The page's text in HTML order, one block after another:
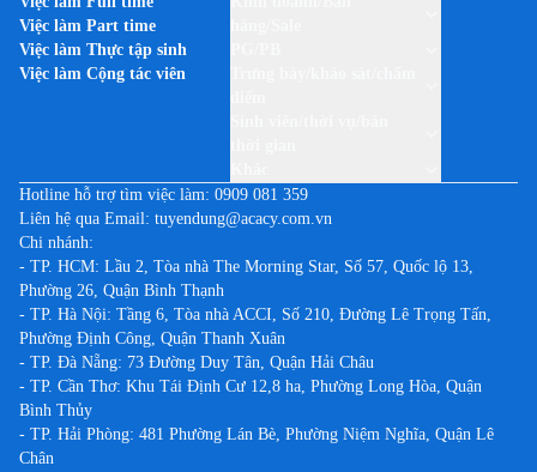
Việc làm Part time
Việc làm Thực tập sinh
Việc làm Cộng tác viên
Hotline hỗ trợ tìm việc làm: 0909 081 359
Liên hệ qua Email: tuyendung@acacy.com.vn
Chi nhánh:
- TP. HCM: Lầu 2, Tòa nhà The Morning Star, Số 57, Quốc lộ 13,
Phường 26, Quận Bình Thạnh
- TP. Hà Nội: Tầng 6, Tòa nhà ACCI, Số 210, Đường Lê Trọng Tấn,
Phường Định Công, Quận Thanh Xuân
- TP. Đà Nẵng: 73 Đường Duy Tân, Quận Hải Châu
- TP. Cần Thơ: Khu Tái Định Cư 12,8 ha, Phường Long Hòa, Quận
Bình Thủy
- TP. Hải Phòng: 481 Phường Lán Bè, Phường Niệm Nghĩa, Quận Lê
Chân